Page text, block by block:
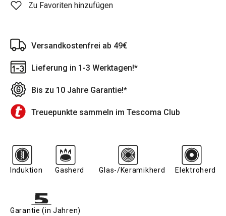
Zu Favoriten hinzufügen
Versandkostenfrei ab 49€
Lieferung in 1-3 Werktagen!*
Bis zu 10 Jahre Garantie!*
Treuepunkte sammeln im Tescoma Club
Induktion Gasherd Glas-/Keramikherd Elektroherd
Garantie (in Jahren)